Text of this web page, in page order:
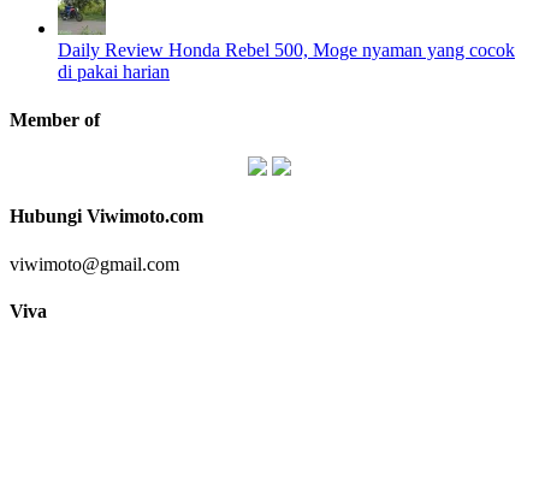
Daily Review Honda Rebel 500, Moge nyaman yang cocok
di pakai harian
Member of
Hubungi Viwimoto.com
viwimoto@gmail.com
Viva